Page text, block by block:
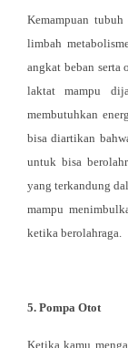
Kemampuan
limbah
angkat beban serta
laktat mampu
membutuhkan
bisa diartikan
untuk bisa
yang terkandung
mampu
ketika berolahraga.
5. Pompa Otot
Ketika kamu